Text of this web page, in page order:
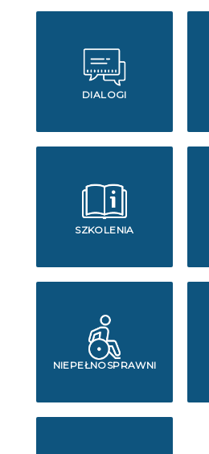
DIALOGI
SZKOLENIA
NIEPEŁNOSPRAWNI